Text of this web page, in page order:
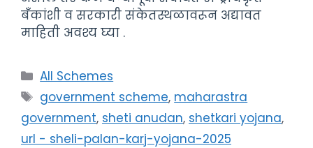
बँकांशी व सरकारी संकेतस्थळावरून अद्यावत
माहिती अवश्य घ्या .
Categories
All Schemes
Tags
government scheme, maharastra
government, sheti anudan, shetkari yojana,
url - sheli-palan-karj-yojana-2025